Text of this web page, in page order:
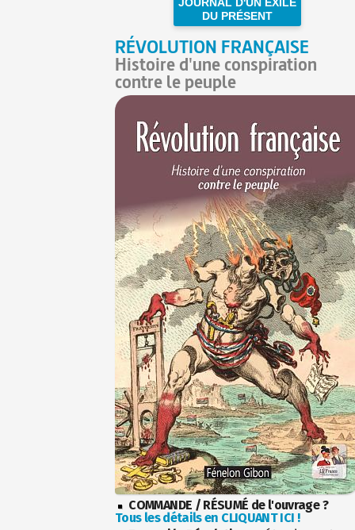
DU PRÉSENT
RÉVOLUTION FRANÇAISE
Histoire d'une conspiration
contre le peuple
COMMANDE / RÉSUMÉ de l'ouvrage ?
Tous les détails en CLIQUANT ICI !